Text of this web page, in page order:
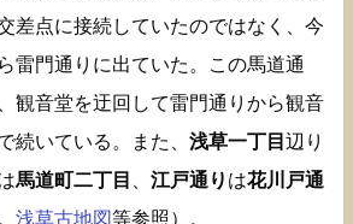
差点に接続していたのではなく、今
雷門通りに出ていた。この馬道通
観音堂を迂回して雷門通りから観音
続いている。また、 浅草一丁目 辺り
馬道町二丁目 江戸通り は花川戸通
浅草古地図等参照）。